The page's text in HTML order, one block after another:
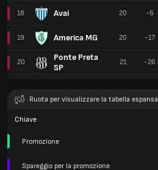
18 Avai
19 America MG
20
Ponte Preta
SP
20 -6
20 -17
21 -26
Ruota per visualizzare la tabella espansa
Chiave
Promozione
Spareggio per la promozione